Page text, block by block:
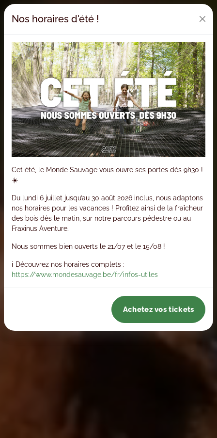
Nos horaires d'été !
Cet été, le Monde Sauvage vous ouvre ses portes dès 9h30 !
☀️
Du lundi 6 juillet jusqu’au 30 août 2026 inclus, nous adaptons
nos horaires pour les vacances ! Profitez ainsi de la fraîcheur
des bois dès le matin, sur notre parcours pédestre ou au
Fraxinus Aventure.
Nous sommes bien ouverts le 21/07 et le 15/08 !
ℹ️ Découvrez nos horaires complets :
https://www.mondesauvage.be/fr/infos-utiles
Achetez vos tickets